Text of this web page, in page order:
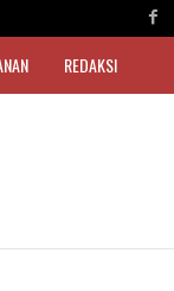
REDAKSI